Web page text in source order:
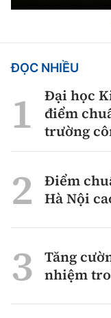
ĐỌC NHIỀU
Đại học
điểm
trường
Điểm
Hà Nội
Tăng
nhiệm